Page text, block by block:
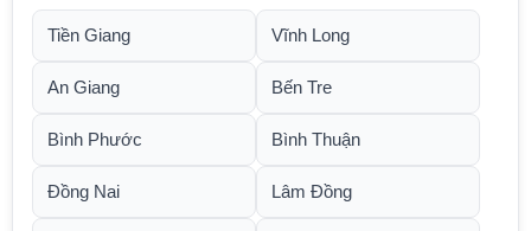
Tiền Giang Vĩnh Long
An Giang Bến Tre
Bình Phước Bình Thuận
Đồng Nai Lâm Đồng